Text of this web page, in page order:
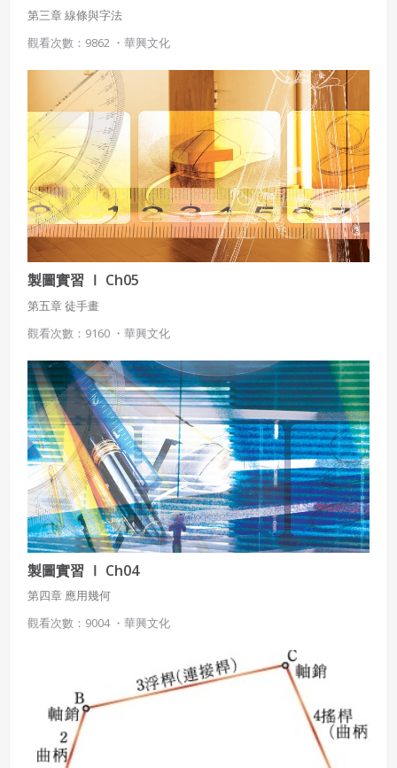
第三章 線條與字法
觀看次數：9862 ・ 華興文化
製圖實習 Ⅰ Ch05
第五章 徒手畫
觀看次數：9160 ・ 華興文化
製圖實習 Ⅰ Ch04
第四章 應用幾何
觀看次數：9004 ・ 華興文化